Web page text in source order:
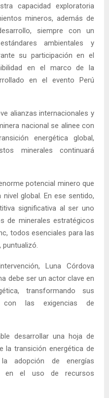
capacidad exploratoria
mineros, además de
siempre con un
ambientales y
su participación en el
en el marco de la
en el evento Perú
alianzas internacionales y
nacional se alinee con
energética global,
minerales continuará
potencial minero que
global. En ese sentido,
significativa al ser uno
de minerales estratégicos
todos esenciales para las
puntualizó.
Luna Córdova
debe ser un actor clave en
transformando sus
con las exigencias de
desarrollar una hoja de
la transición energética de
adopción de energías
en el uso de recursos